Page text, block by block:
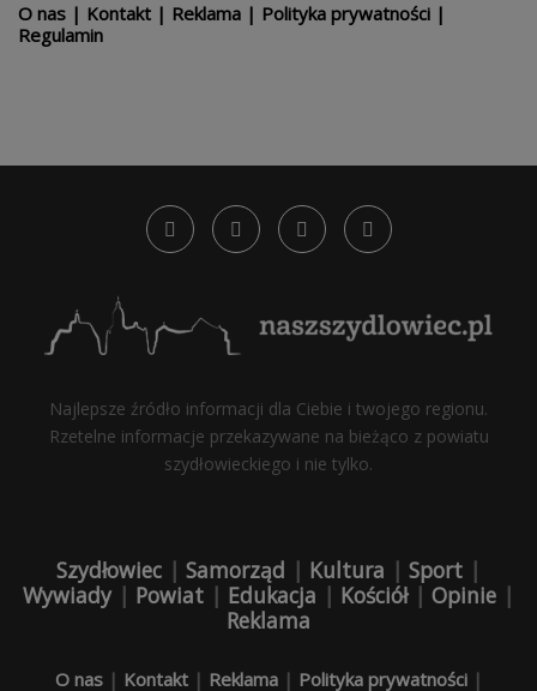
O nas | Kontakt | Reklama | Polityka prywatności |
Regulamin
Najlepsze źródło informacji dla Ciebie i twojego regionu.
Rzetelne informacje przekazywane na bieżąco z powiatu
szydłowieckiego i nie tylko.
Szydłowiec | Samorząd | Kultura | Sport |
Wywiady| Powiat | Edukacja | Kościół| Opinie |
Reklama
O nas| Kontakt| Reklama| Polityka prywatności|